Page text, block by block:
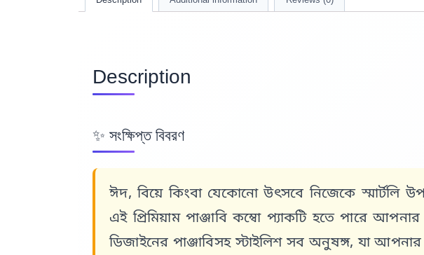
Description
✨ সংক্ষিপ্ত বিবরণ
ঈদ, বিয়ে কিংবা যেকোনো উৎসবে নিজেকে
এইপ্রিমিয়াম পাঞ্জাবি কম্বো প্যাকটিহতে পারে আপনার
ডিজাইনের পাঞ্জাবিসহ স্টাইলিশ সব অনুষঙ্গ, যা